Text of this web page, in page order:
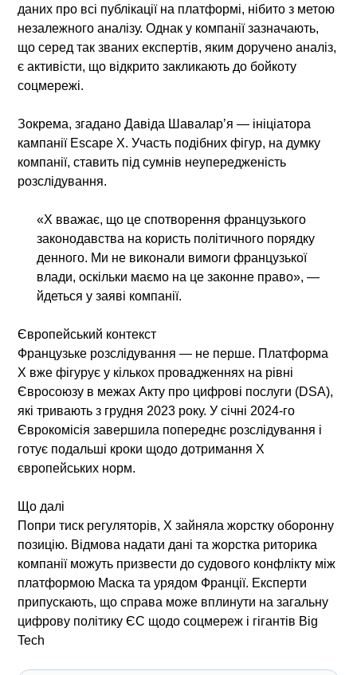
даних про всі публікації на платформі, нібито з метою
незалежного аналізу. Однак у компанії зазначають,
що серед так званих експертів, яким доручено аналіз,
є активісти, що відкрито закликають до бойкоту
соцмережі.
Зокрема, згадано Давіда Шаваларʼя — ініціатора
кампанії Escape X. Участь подібних фігур, на думку
компанії, ставить під сумнів неупередженість
розслідування.
«X вважає, що це спотворення французького
законодавства на користь політичного порядку
денного. Ми не виконали вимоги французької
влади, оскільки маємо на це законне право», —
йдеться у заяві компанії.
Європейський контекст
Французьке розслідування — не перше. Платформа
X вже фігурує у кількох провадженнях на рівні
Євросоюзу в межах Акту про цифрові послуги (DSA),
які тривають з грудня 2023 року. У січні 2024-го
Єврокомісія завершила попереднє розслідування і
готує подальші кроки щодо дотримання X
європейських норм.
Що далі
Попри тиск регуляторів, X зайняла жорстку оборонну
позицію. Відмова надати дані та жорстка риторика
компанії можуть призвести до судового конфлікту між
платформою Маска та урядом Франції. Експерти
припускають, що справа може вплинути на загальну
цифрову політику ЄС щодо соцмереж і гігантів Big
Tech